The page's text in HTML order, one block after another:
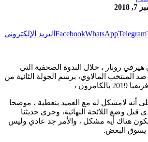
FacebookWhatsAppTelegram البريد الإلكتروني
رونار ، خلال الندوة الصحفية التي
المنتخب المالاوي، برسم الجولة الثانية من
،
أنه لامشكل له مع العميد بنعطية ، موضحا
قبل وضع اللائحة النهائية، وجرى حديثنا
هناك أية مشكل ، والأمر جد عادي وليس
يسوق البعض.